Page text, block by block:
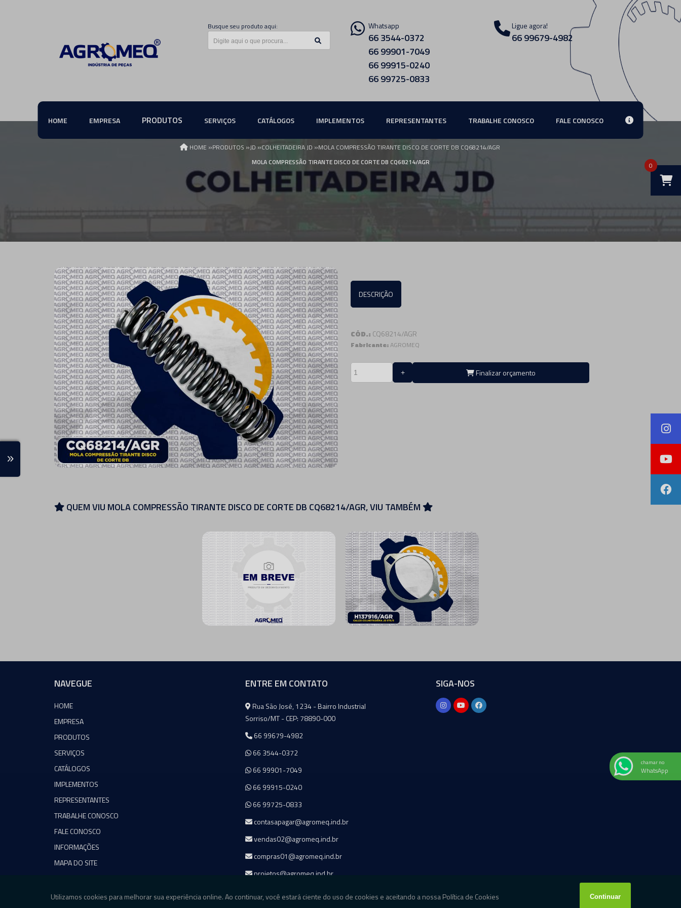
Busque seu produto aqui: Whatsapp
66 3544-0372
66 99901-7049
66 99915-0240
66 99725-0833
Ligue agora!
66 99679-4982
HOME EMPRESA PRODUTOS SERVIÇOS CATÁLOGOS IMPLEMENTOS REPRESENTANTES TRABALHE CONOSCO FALE CONOSCO
0
HOME »PRODUTOS »JD »COLHEITADEIRA JD »MOLA COMPRESSÃO TIRANTE DISCO DE CORTE DB CQ68214/AGR
MOLA COMPRESSÃO TIRANTE DISCO DE CORTE DB CQ68214/AGR
DESCRIÇÃO
CÓD.: CQ68214/AGR
Fabricante:AGROMEQ
Finalizar orçamento
QUEM VIU MOLA COMPRESSÃO TIRANTE DISCO DE CORTE DB CQ68214/AGR, VIU TAMBÉM
NAVEGUE
HOME
EMPRESA
PRODUTOS
SERVIÇOS
CATÁLOGOS
IMPLEMENTOS
REPRESENTANTES
TRABALHE CONOSCO
FALE CONOSCO
INFORMAÇÕES
MAPA DO SITE
ENTRE EM CONTATO
Agromeq
Rua São José, 1234 - Bairro Industrial
Sorriso/MT - CEP: 78890-000
66 99679-4982
66 3544-0372
66 99901-7049
66 99915-0240
66 99725-0833
contasapagar@agromeq.ind.br
vendas02@agromeq.ind.br
compras01@agromeq.ind.br
projetos@agromeq.ind.br
SIGA-NOS
chamar no
WhatsApp